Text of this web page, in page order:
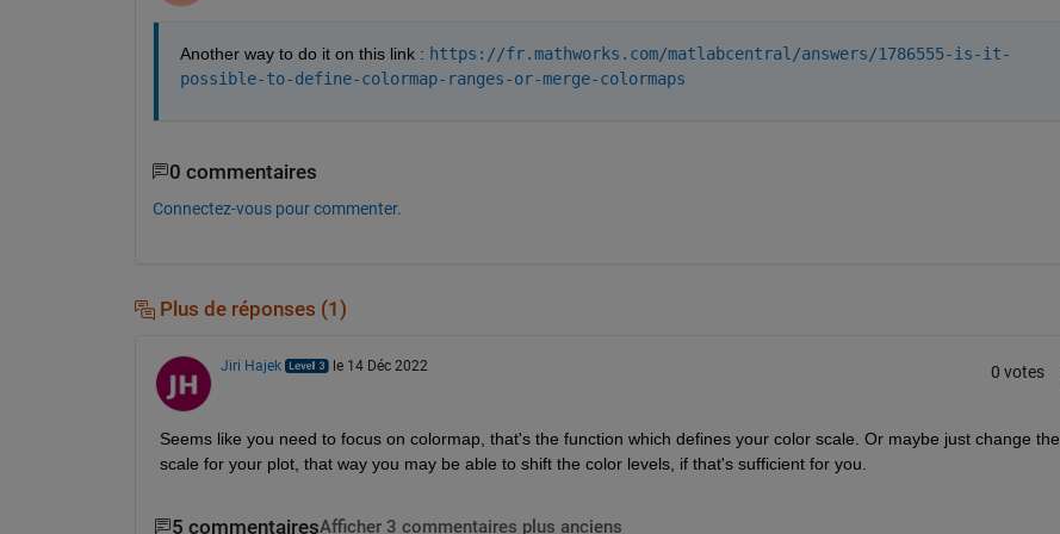
Another way to do it on this link : https://fr.mathworks.com/matlabcentral/answers/1786555-is-it-
possible-to-define-colormap-ranges-or-merge-colormaps
0 commentaires
Connectez-vous pour commenter.
Plus de réponses (1)
Jiri Hajek le 14 Déc 2022 0 votes
Seems like you need to focus on colormap, that's the function which defines your color scale. Or maybe just change the
scale for your plot, that way you may be able to shift the color levels, if that's sufficient for you.
5 commentairesAfficher 3 commentaires plus anciens